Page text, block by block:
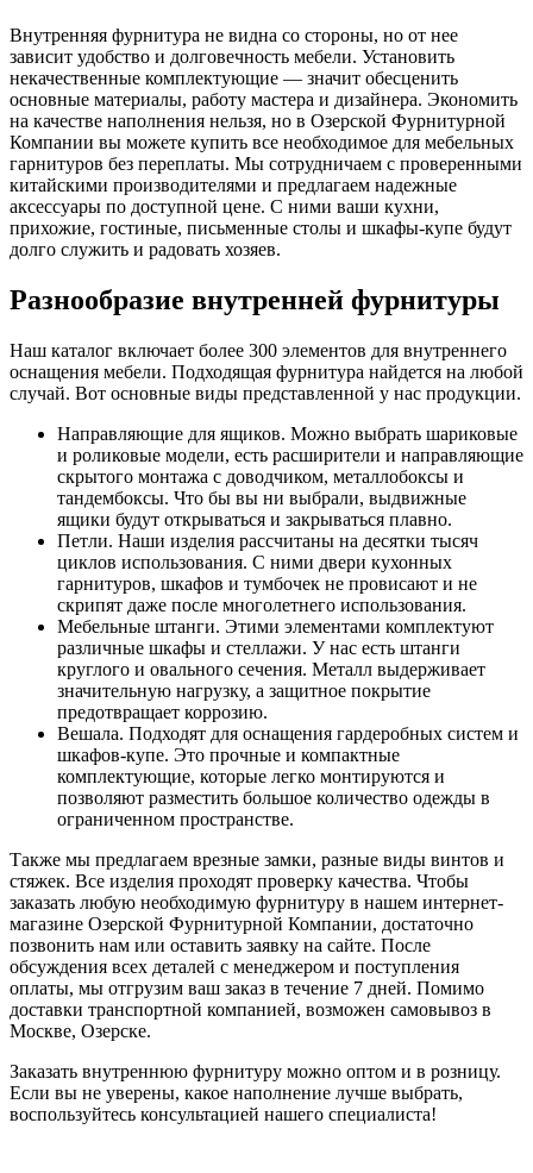
Внутренняя фурнитура не видна со стороны, но от нее
зависит удобство и долговечность мебели. Установить
некачественные комплектующие — значит обесценить
основные материалы, работу мастера и дизайнера. Экономить
на качестве наполнения нельзя, но в Озерской Фурнитурной
Компании вы можете купить все необходимое для мебельных
гарнитуров без переплаты. Мы сотрудничаем с проверенными
китайскими производителями и предлагаем надежные
аксессуары по доступной цене. С ними ваши кухни,
прихожие, гостиные, письменные столы и шкафы-купе будут
долго служить и радовать хозяев.
Разнообразие внутренней фурнитуры
Наш каталог включает более 300 элементов для внутреннего
оснащения мебели. Подходящая фурнитура найдется на любой
случай. Вот основные виды представленной у нас продукции.
Направляющие для ящиков. Можно выбрать шариковые
и роликовые модели, есть расширители и направляющие
скрытого монтажа с доводчиком, металлобоксы и
тандембоксы. Что бы вы ни выбрали, выдвижные
ящики будут открываться и закрываться плавно.
Петли. Наши изделия рассчитаны на десятки тысяч
циклов использования. С ними двери кухонных
гарнитуров, шкафов и тумбочек не провисают и не
скрипят даже после многолетнего использования.
Мебельные штанги. Этими элементами комплектуют
различные шкафы и стеллажи. У нас есть штанги
круглого и овального сечения. Металл выдерживает
значительную нагрузку, а защитное покрытие
предотвращает коррозию.
Вешала. Подходят для оснащения гардеробных систем и
шкафов-купе. Это прочные и компактные
комплектующие, которые легко монтируются и
позволяют разместить большое количество одежды в
ограниченном пространстве.
Также мы предлагаем врезные замки, разные виды винтов и
стяжек. Все изделия проходят проверку качества. Чтобы
заказать любую необходимую фурнитуру в нашем интернет-
магазине Озерской Фурнитурной Компании, достаточно
позвонить нам или оставить заявку на сайте. После
обсуждения всех деталей с менеджером и поступления
оплаты, мы отгрузим ваш заказ в течение 7 дней. Помимо
доставки транспортной компанией, возможен самовывоз в
Москве, Озерске.
Заказать внутреннюю фурнитуру можно оптом и в розницу.
Если вы не уверены, какое наполнение лучше выбрать,
воспользуйтесь консультацией нашего специалиста!